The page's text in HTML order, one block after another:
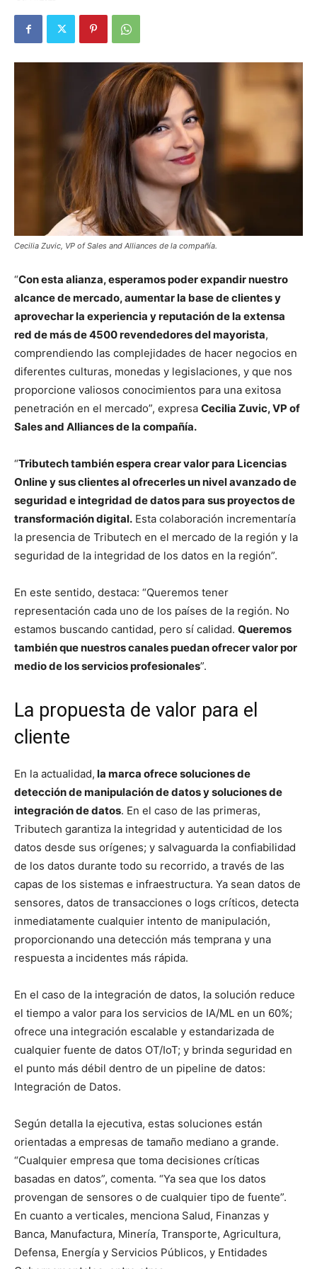
Cecilia Zuvic, VP of Sales and Alliances de la compañía.
“Con esta alianza, esperamos poder expandir nuestro
alcance de mercado, aumentar la base de clientes y
aprovechar la experiencia y reputación de la extensa
red de más de 4500 revendedores del mayorista,
comprendiendo las complejidades de hacer negocios en
diferentes culturas, monedas y legislaciones, y que nos
proporcione valiosos conocimientos para una exitosa
penetración en el mercado”, expresa Cecilia Zuvic, VP of
Sales and Alliances de la compañía.
“Tributech también espera crear valor para Licencias
Online y sus clientes al ofrecerles un nivel avanzado de
seguridad e integridad de datos para sus proyectos de
transformación digital. Esta colaboración incrementaría
la presencia de Tributech en el mercado de la región y la
seguridad de la integridad de los datos en la región”.
En este sentido, destaca: “Queremos tener
representación cada uno de los países de la región. No
estamos buscando cantidad, pero sí calidad. Queremos
también que nuestros canales puedan ofrecer valor por
medio de los servicios profesionales”.
La propuesta de valor para el
cliente
En la actualidad, la marca ofrece soluciones de
detección de manipulación de datos y soluciones de
integración de datos. En el caso de las primeras,
Tributech garantiza la integridad y autenticidad de los
datos desde sus orígenes; y salvaguarda la confiabilidad
de los datos durante todo su recorrido, a través de las
capas de los sistemas e infraestructura. Ya sean datos de
sensores, datos de transacciones o logs críticos, detecta
inmediatamente cualquier intento de manipulación,
proporcionando una detección más temprana y una
respuesta a incidentes más rápida.
En el caso de la integración de datos, la solución reduce
el tiempo a valor para los servicios de IA/ML en un 60%;
ofrece una integración escalable y estandarizada de
cualquier fuente de datos OT/IoT; y brinda seguridad en
el punto más débil dentro de un pipeline de datos:
Integración de Datos.
Según detalla la ejecutiva, estas soluciones están
orientadas a empresas de tamaño mediano a grande.
“Cualquier empresa que toma decisiones críticas
basadas en datos”, comenta. “Ya sea que los datos
provengan de sensores o de cualquier tipo de fuente”.
En cuanto a verticales, menciona Salud, Finanzas y
Banca, Manufactura, Minería, Transporte, Agricultura,
Defensa, Energía y Servicios Públicos, y Entidades